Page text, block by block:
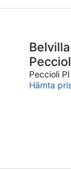
Peccioli PI
Hämta